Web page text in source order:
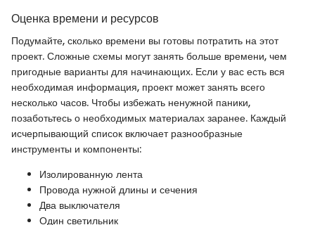
Оценка времени и ресурсов
Подумайте, сколько времени вы готовы потратить на этот
проект. Сложные схемы могут занять больше времени, чем
пригодные варианты для начинающих. Если у вас есть вся
необходимая информация, проект может занять всего
несколько часов. Чтобы избежать ненужной паники,
позаботьтесь о необходимых материалах заранее. Каждый
исчерпывающий список включает разнообразные
инструменты и компоненты:
Изолированную лента
Провода нужной длины и сечения
Два выключателя
Один светильник